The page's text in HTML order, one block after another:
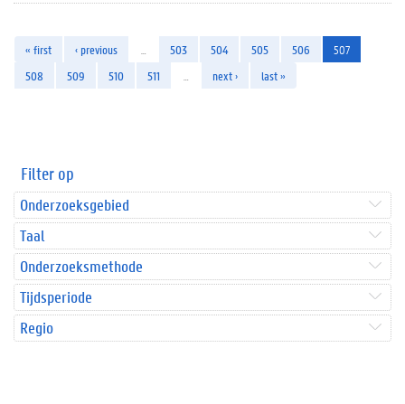
« first ‹ previous 503 504 505 506
507
508
509 510 511 next › last »
Filter op
Onderzoeksgebied
Taal
Onderzoeksmethode
Tijdsperiode
Regio